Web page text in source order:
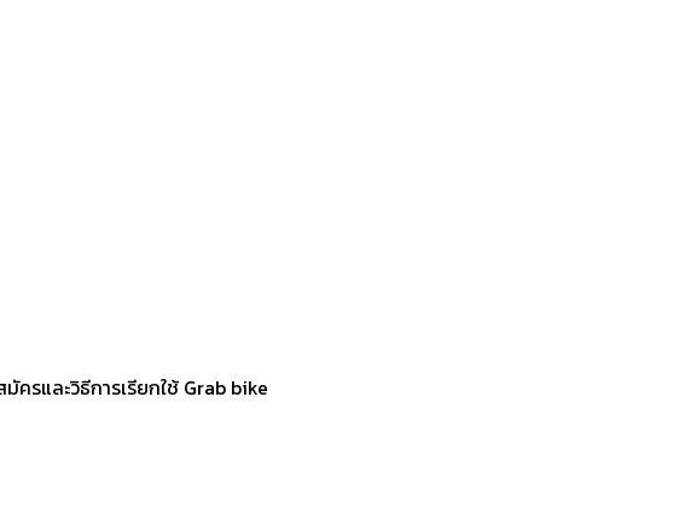
รและวิธีการเรียกใช้ Grab bike